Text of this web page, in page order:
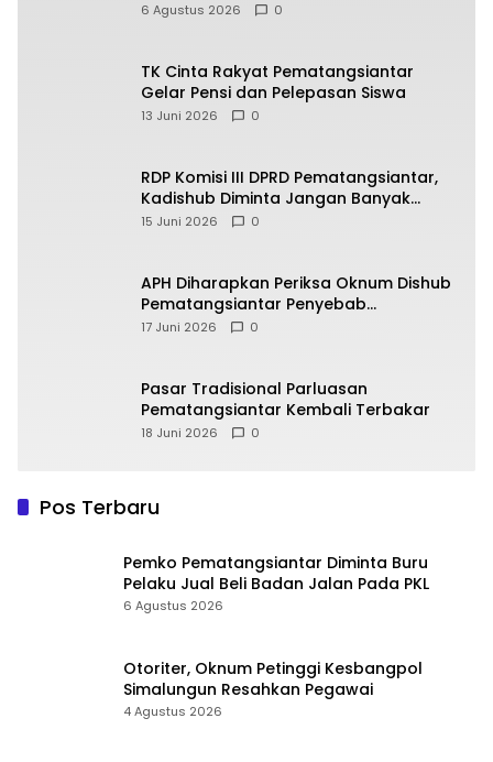
6 Agustus 2026 0
TK Cinta Rakyat Pematangsiantar
Gelar Pensi dan Pelepasan Siswa
13 Juni 2026 0
RDP Komisi III DPRD Pematangsiantar,
Kadishub Diminta Jangan Banyak
Alasan
15 Juni 2026 0
APH Diharapkan Periksa Oknum Dishub
Pematangsiantar Penyebab
Kebocoran PAD Retribusi Parkir
17 Juni 2026 0
Pasar Tradisional Parluasan
Pematangsiantar Kembali Terbakar
18 Juni 2026 0
Pos Terbaru
Pemko Pematangsiantar Diminta Buru
Pelaku Jual Beli Badan Jalan Pada PKL
6 Agustus 2026
Otoriter, Oknum Petinggi Kesbangpol
Simalungun Resahkan Pegawai
4 Agustus 2026